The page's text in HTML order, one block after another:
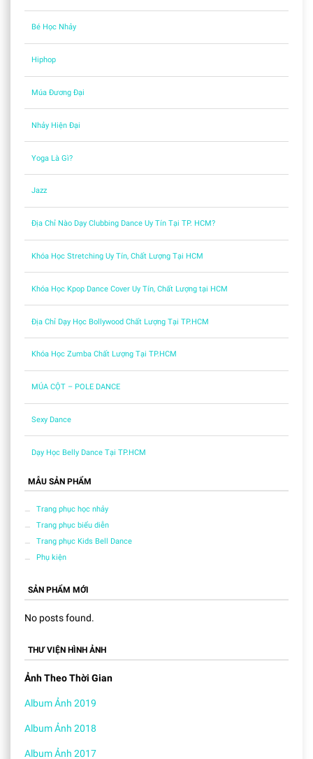
Bé Học Nhảy
Hiphop
Múa Đương Đại
Nhảy Hiện Đại
Yoga Là Gì?
Jazz
Địa Chỉ Nào Dạy Clubbing Dance Uy Tín Tại TP. HCM?
Khóa Học Stretching Uy Tín, Chất Lượng Tại HCM
Khóa Học Kpop Dance Cover Uy Tín, Chất Lượng tại HCM
Địa Chỉ Dạy Học Bollywood Chất Lượng Tại TP.HCM
Khóa Học Zumba Chất Lượng Tại TP.HCM
MÚA CỘT – POLE DANCE
Sexy Dance
Dạy Học Belly Dance Tại TP.HCM
MẪU SẢN PHẨM
Trang phục học nhảy
Trang phục biểu diễn
Trang phục Kids Bell Dance
Phụ kiện
SẢN PHẨM MỚI
No posts found.
THƯ VIỆN HÌNH ẢNH
Ảnh Theo Thời Gian
Album Ảnh 2019
Album Ảnh 2018
Album Ảnh 2017